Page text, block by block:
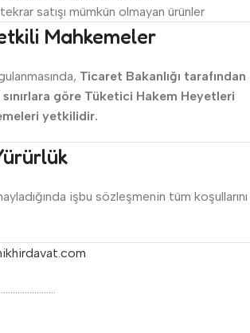
tekrar satışı mümkün olmayan ürünler
Mahkemeler
Ticaret Bakanlığı tarafından
göre Tüketici Hakem Heyetleri
yetkilidir.
işbu sözleşmenin tüm koşullarını